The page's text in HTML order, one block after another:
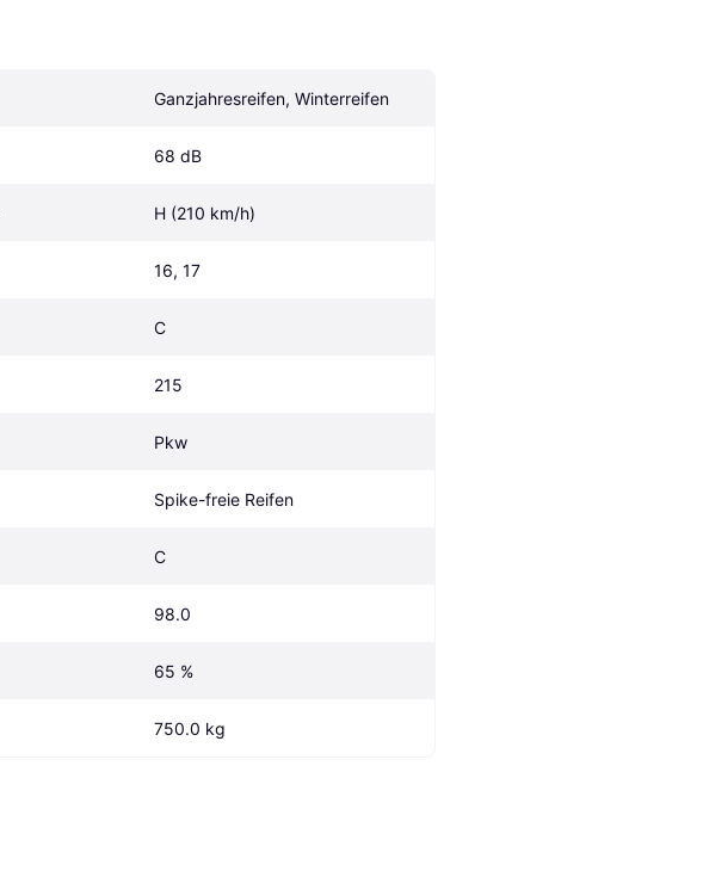
Ganzjahresreifen, Winterreifen
68 dB
H (210 km/h)
16, 17
C
215
Pkw
Spike-freie Reifen
C
98.0
65 %
750.0 kg